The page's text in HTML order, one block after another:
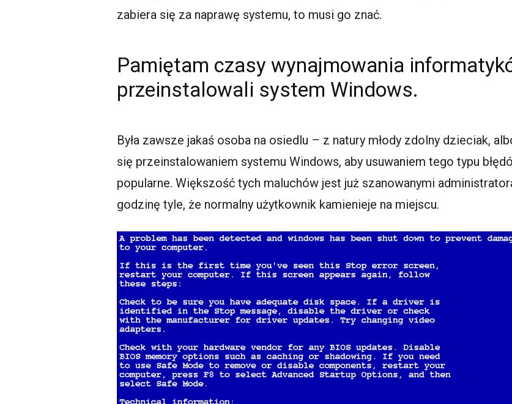
zabiera się za naprawę systemu, to musi go znać.
Pamiętam czasy wynajmowania
przeinstalowali system Windows.
Była zawsze jakaś osoba na osiedlu – z natury młody zdolny dzieciak,
się przeinstalowaniem systemu Windows, aby usuwaniem tego typu
popularne. Większość tych maluchów jest już szanowanymi
godzinę tyle, że normalny użytkownik kamienieje na miejscu.